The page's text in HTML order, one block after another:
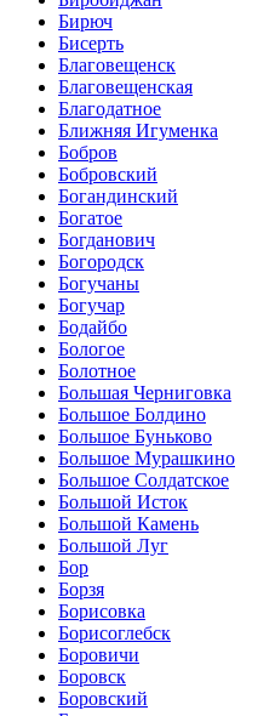
Бирюч
Бисерть
Благовещенск
Благовещенская
Благодатное
Ближняя Игуменка
Бобров
Бобровский
Богандинский
Богатое
Богданович
Богородск
Богучаны
Богучар
Бодайбо
Бологое
Болотное
Большая Черниговка
Большое Болдино
Большое Буньково
Большое Мурашкино
Большое Солдатское
Большой Исток
Большой Камень
Большой Луг
Бор
Борзя
Борисовка
Борисоглебск
Боровичи
Боровск
Боровский